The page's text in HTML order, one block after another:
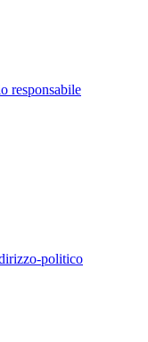
responsabile
politico